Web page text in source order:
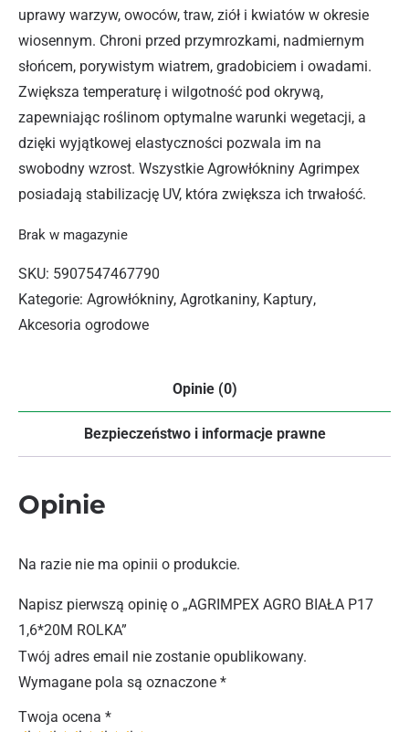
uprawy warzyw, owoców, traw, ziół i kwiatów w okresie
wiosennym. Chroni przed przymrozkami, nadmiernym
słońcem, porywistym wiatrem, gradobiciem i owadami.
Zwiększa temperaturę i wilgotność pod okrywą,
zapewniając roślinom optymalne warunki wegetacji, a
dzięki wyjątkowej elastyczności pozwala im na
swobodny wzrost. Wszystkie Agrowłókniny Agrimpex
posiadają stabilizację UV, która zwiększa ich trwałość.
Brak w magazynie
SKU: 5907547467790
Kategorie: Agrowłókniny, Agrotkaniny, Kaptury,
Akcesoria ogrodowe
Opinie (0)
Bezpieczeństwo i informacje prawne
Opinie
Na razie nie ma opinii o produkcie.
Napisz pierwszą opinię o „AGRIMPEX AGRO BIAŁA P17
1,6*20M ROLKA”
Twój adres email nie zostanie opublikowany.
Wymagane pola są oznaczone *
Twoja ocena *